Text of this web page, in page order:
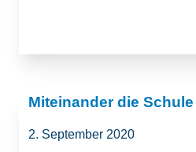
Miteinander die
2. September 2020